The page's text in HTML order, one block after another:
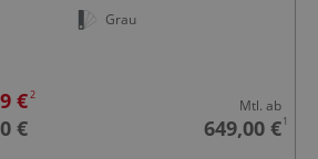
Grau
€ 2
€
Mtl. ab
649,00 €1